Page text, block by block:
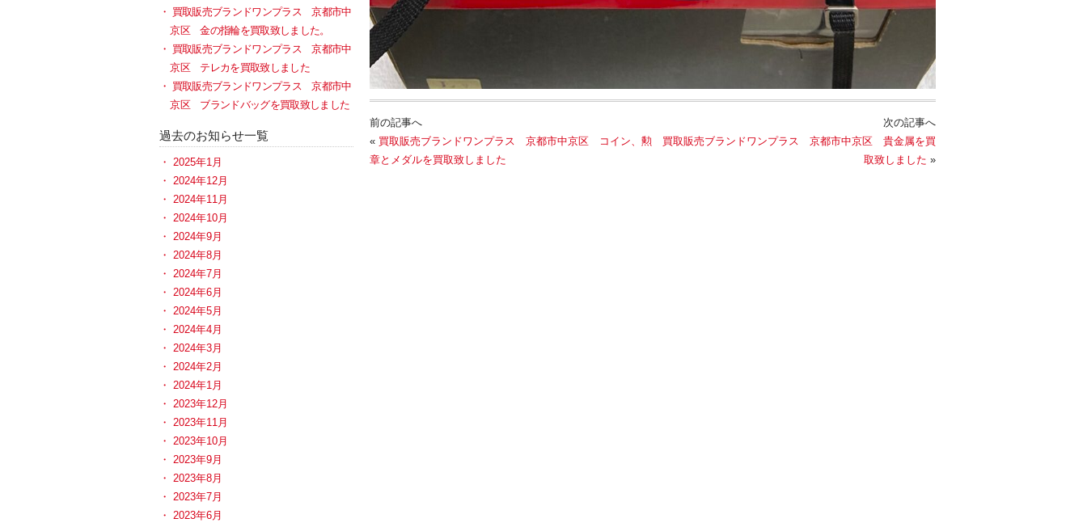
前の記事へ
« 買取販売ブランドワンプラス 京都市中京区 コイン、勲
章とメダルを買取致しました
次の記事へ
買取販売ブランドワンプラス 京都市中京区 貴金属を買
取致しました »
買取販売ブランドワンプラス 京都市中
京区 金の指輪を買取致しました。
買取販売ブランドワンプラス 京都市中
京区 テレカを買取致しました
買取販売ブランドワンプラス 京都市中
京区 ブランドバッグを買取致しました
過去のお知らせ一覧
2025年1月
2024年12月
2024年11月
2024年10月
2024年9月
2024年8月
2024年7月
2024年6月
2024年5月
2024年4月
2024年3月
2024年2月
2024年1月
2023年12月
2023年11月
2023年10月
2023年9月
2023年8月
2023年7月
2023年6月